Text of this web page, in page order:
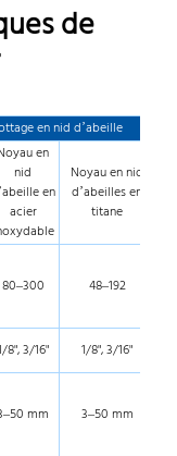
de
en nid d’abeille
en
nid
en
acier
Noyau en nid
d’abeilles en
titane
80–300 48–192
8", 3/16"
1/8", 3/16"
mm 3–50 mm